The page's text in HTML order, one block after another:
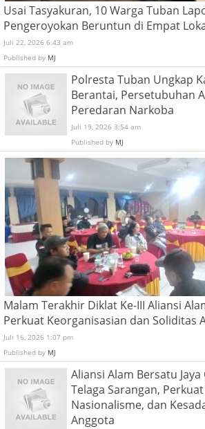
Usai Tasyakuran, 10 Warga Tuban
Pengeroyokan Beruntun di Empat
Juli 22, 2026 6:43 am
Published by MJ
Polresta Tuban Ungkap
Berantai, Persetubuhan
Peredaran Narkoba
Juli 19, 2026 3:54 am
Published by MJ
Malam Terakhir Diklat Ke-III Aliansi
Perkuat Keorganisasian dan Soliditas
Juli 16, 2026 1:07 pm
Published by MJ
Aliansi Alam Bersatu
Telaga Sarangan,
Nasionalisme, dan
Anggota